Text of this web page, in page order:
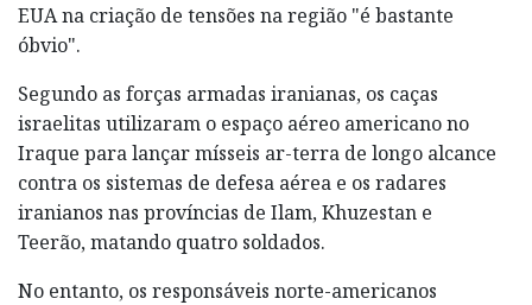
EUA na criação de tensões na região "é bastante
óbvio".
Segundo as forças armadas iranianas, os caças
israelitas utilizaram o espaço aéreo americano no
Iraque para lançar mísseis ar-terra de longo alcance
contra os sistemas de defesa aérea e os radares
iranianos nas províncias de Ilam, Khuzestan e
Teerão, matando quatro soldados.
No entanto, os responsáveis norte-americanos